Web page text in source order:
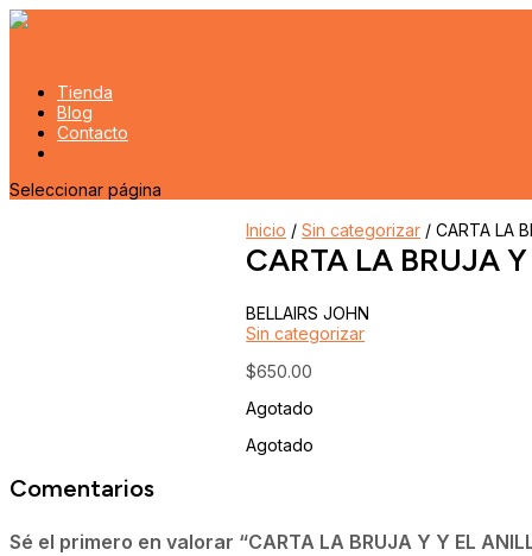
Tienda
Blog
Contacto
Seleccionar página
Inicio /Sin categorizar / CARTA LA
CARTA LA BRUJA
BELLAIRS JOHN
Sin categorizar
$650.00
Agotado
Agotado
Comentarios
Sé el primero en valorar “CARTA LA BRUJA Y Y EL